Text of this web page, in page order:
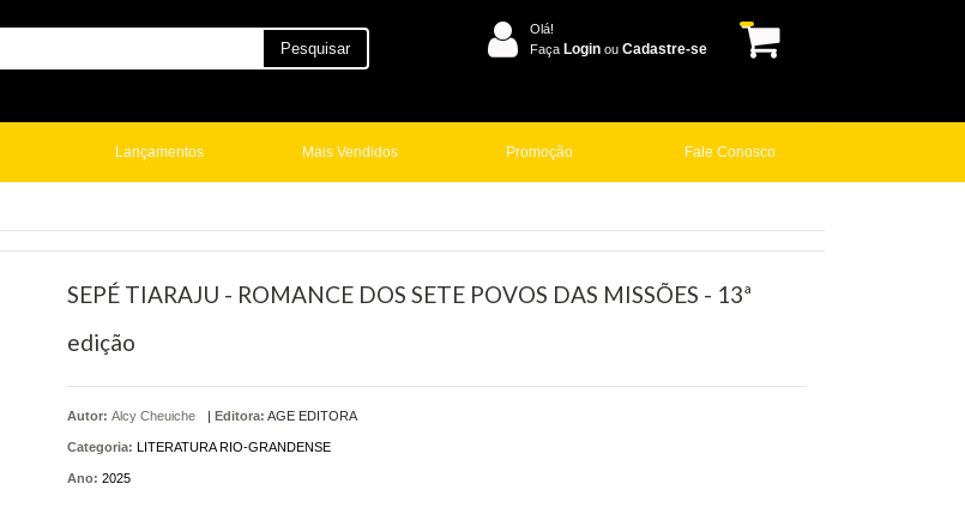
Pesquisar
Olá!
Faça Login ou Cadastre-se
Lançamentos Mais Vendidos Promoção Fale Conosco
SEPÉ TIARAJU - ROMANCE DOS SETE POVOS DAS MISSÕES - 13ª
edição
Autor: Alcy Cheuiche | Editora: AGE EDITORA
Categoria: LITERATURA RIO-GRANDENSE
Ano: 2025